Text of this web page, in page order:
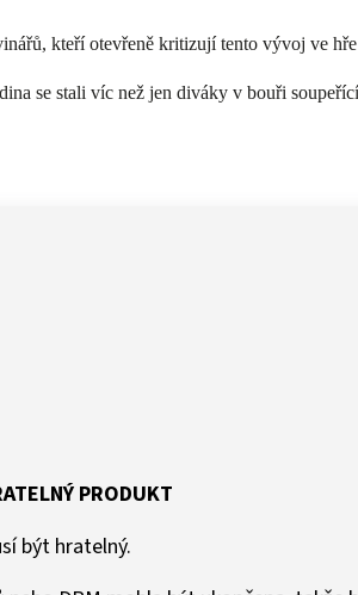
kteří otevřeně kritizují tento vývoj ve
se stali víc než jen diváky v bouři
PRODUKT
být hratelný.